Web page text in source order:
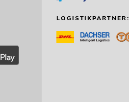
LOGISTIKPARTNER: